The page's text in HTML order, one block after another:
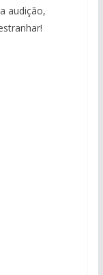
audição,